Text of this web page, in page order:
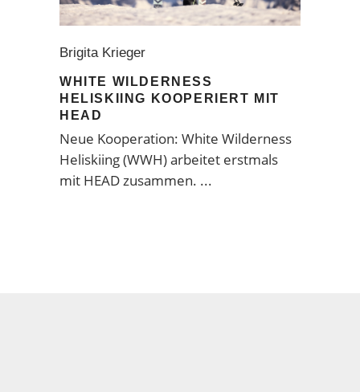
Brigita Krieger
WHITE WILDERNESS
HELISKIING KOOPERIERT MIT
HEAD
Neue Kooperation: White Wilderness
Heliskiing (WWH) arbeitet erstmals
mit HEAD zusammen.